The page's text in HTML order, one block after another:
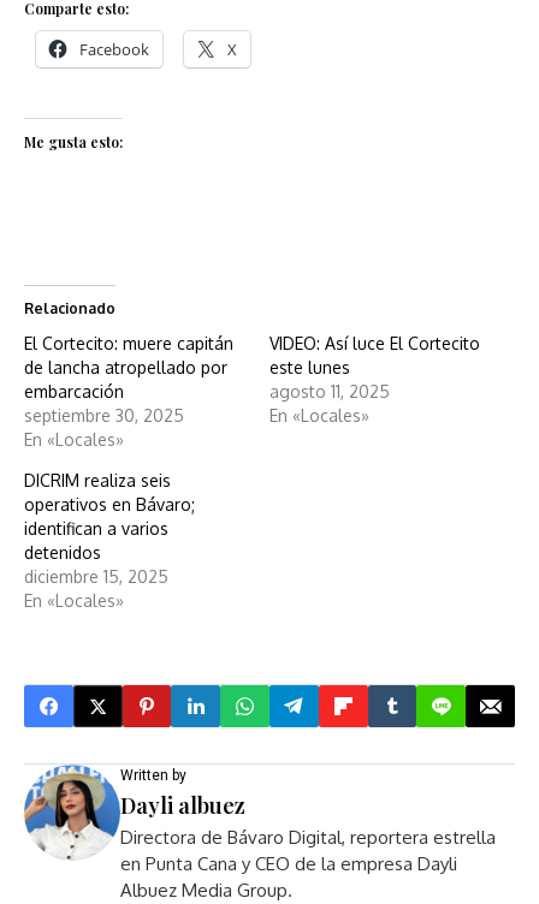
Comparte esto:
Facebook X
Me gusta esto:
Relacionado
El Cortecito: muere capitán
de lancha atropellado por
embarcación
septiembre 30, 2025
En «Locales»
VIDEO: Así luce El Cortecito
este lunes
agosto 11, 2025
En «Locales»
DICRIM realiza seis
operativos en Bávaro;
identifican a varios
detenidos
diciembre 15, 2025
En «Locales»
Written by
Dayli albuez
Directora de Bávaro Digital, reportera estrella
en Punta Cana y CEO de la empresa Dayli
Albuez Media Group.